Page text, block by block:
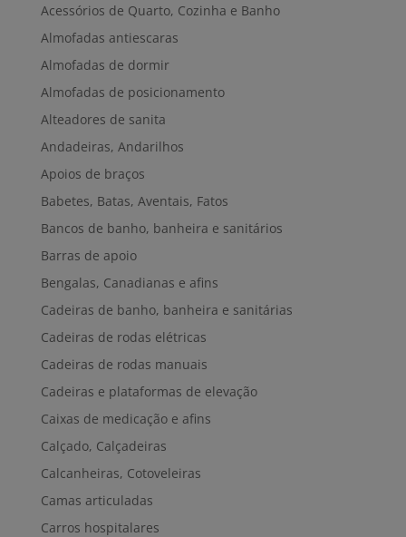
Acessórios de Quarto, Cozinha e Banho
Almofadas antiescaras
Almofadas de dormir
Almofadas de posicionamento
Alteadores de sanita
Andadeiras, Andarilhos
Apoios de braços
Babetes, Batas, Aventais, Fatos
Bancos de banho, banheira e sanitários
Barras de apoio
Bengalas, Canadianas e afins
Cadeiras de banho, banheira e sanitárias
Cadeiras de rodas elétricas
Cadeiras de rodas manuais
Cadeiras e plataformas de elevação
Caixas de medicação e afins
Calçado, Calçadeiras
Calcanheiras, Cotoveleiras
Camas articuladas
Carros hospitalares